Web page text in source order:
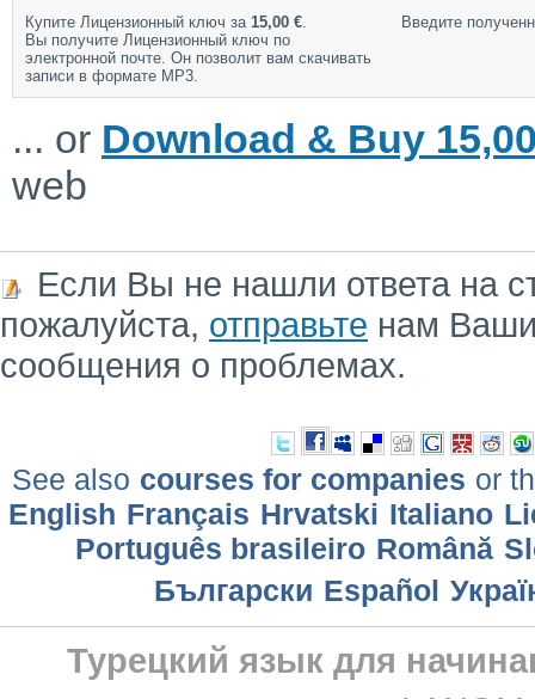
Купите Лицензионный ключ за 15,00 €.
Вы получите Лицензионный ключ по
электронной почте. Он позволит вам скачивать
записи в формате MP3.
Введите
... or Download & Buy
web
Если Вы не нашли ответа на
пожалуйста, отправьте нам
сообщения о проблемах.
See also courses for companies or
English Français Hrvatski Italiano
Português brasileiro Română
Български Еspañol
Турецкий язык для